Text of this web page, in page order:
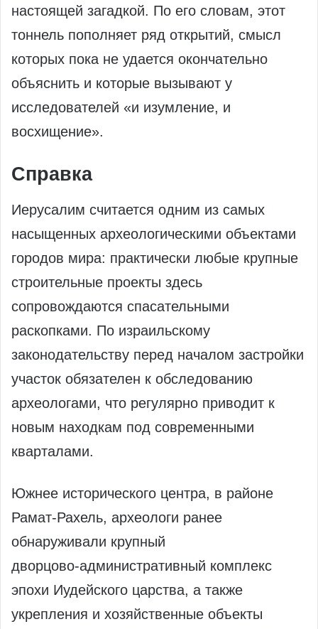
настоящей загадкой. По его словам, этот
тоннель пополняет ряд открытий, смысл
которых пока не удается окончательно
объяснить и которые вызывают у
исследователей «и изумление, и
восхищение».
Справка
Иерусалим считается одним из самых
насыщенных археологическими объектами
городов мира: практически любые крупные
строительные проекты здесь
сопровождаются спасательными
раскопками. По израильскому
законодательству перед началом застройки
участок обязателен к обследованию
археологами, что регулярно приводит к
новым находкам под современными
кварталами.
Южнее исторического центра, в районе
Рамат‑Рахель, археологи ранее
обнаруживали крупный
дворцово‑административный комплекс
эпохи Иудейского царства, а также
укрепления и хозяйственные объекты